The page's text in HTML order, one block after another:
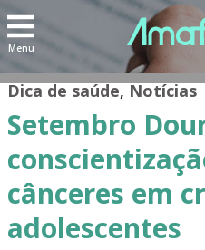
Menu
Dica de saúde,Notícias
Setembro
cânceres em
adolescentes